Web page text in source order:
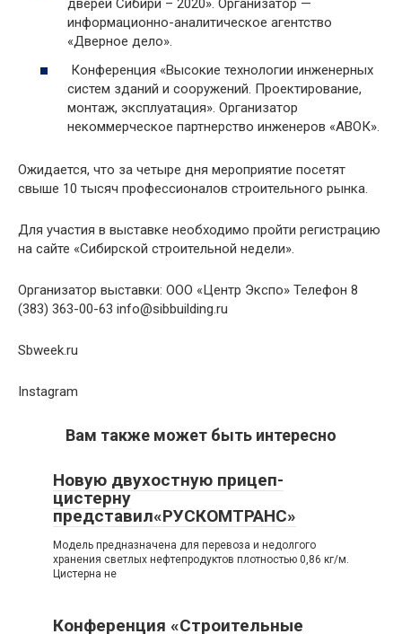
дверей Сибири – 2020». Организатор —
информационно-аналитическое агентство
«Дверное дело».
Конференция «Высокие технологии инженерных
систем зданий и сооружений. Проектирование,
монтаж, эксплуатация». Организатор
некоммерческое партнерство инженеров «АВОК».
Ожидается, что за четыре дня мероприятие посетят
свыше 10 тысяч профессионалов строительного рынка.
Для участия в выставке необходимо пройти регистрацию
на сайте «Сибирской строительной недели».
Организатор выставки: ООО «Центр Экспо» Телефон 8
(383) 363-00-63 info@sibbuilding.ru
Sbweek.ru
Instagram
Вам также может быть интересно
Новую двухостную прицеп-
цистерну
представил«РУСКОМТРАНС»
Модель предназначена для перевоза и недолгого
хранения светлых нефтепродуктов плотностью 0,86 кг/м.
Цистерна не
Конференция «Строительные